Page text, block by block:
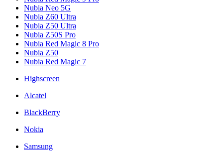
Nubia Neo 5G
Nubia Z60 Ultra
Nubia Z50 Ultra
Nubia Z50S Pro
Nubia Red Magic 8 Pro
Nubia Z50
Nubia Red Magic 7
Highscreen
Alcatel
BlackBerry
Nokia
Samsung